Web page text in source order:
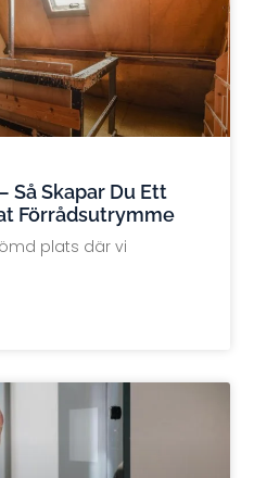
Så Skapar Du Ett
Förrådsutrymme
plats där vi